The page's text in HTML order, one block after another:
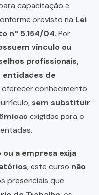
capacitação e
previsto na Lei
nº 5.154/04. Por
vínculo ou
profissionais,
entidades de
oferecer conhecimento
sem substituir
exigidas para o
ou a empresa exija
, este curso não
presenciais que